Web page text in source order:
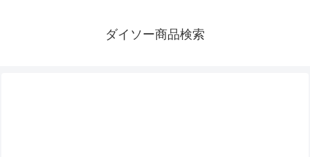
ダイソー商品検索